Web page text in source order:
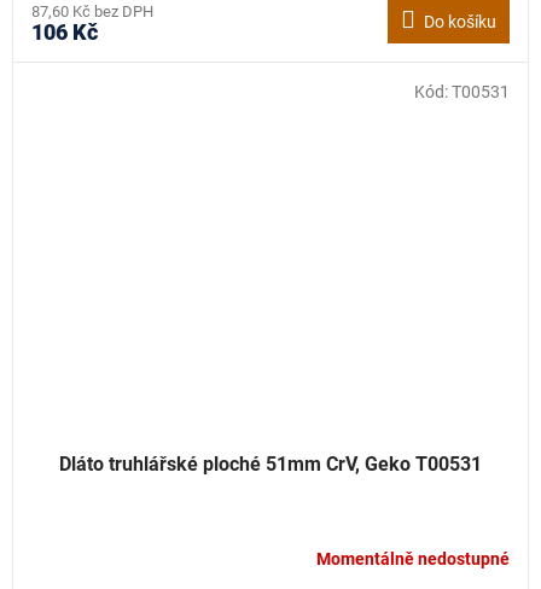
87,60 Kč bez DPH
106 Kč Do košíku
Dláto truhlářské ploché 51mm CrV, Geko T00531
Momentálně nedostupné
Kód:T00531